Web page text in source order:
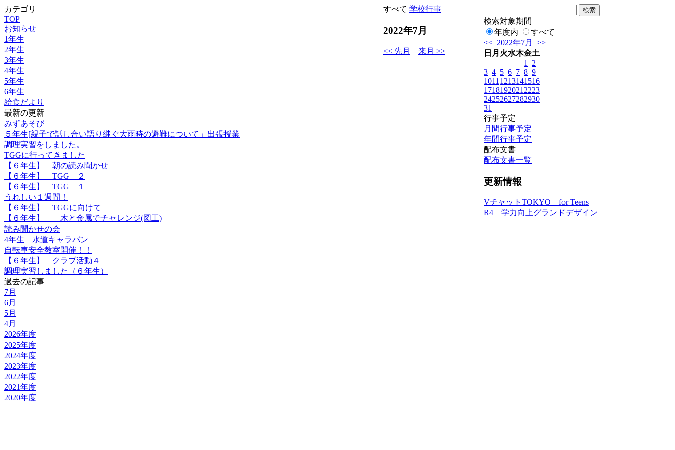
カテゴリ
TOP
お知らせ
1年生
2年生
3年生
4年生
5年生
6年生
給食だより
最新の更新
みずあそび
５年生[親子で話し合い語り継ぐ大雨時の避難について」出張授業
調理実習をしました。
TGGに行ってきました
【６年生】 朝の読み聞かせ
【６年生】 TGG ２
【６年生】 TGG １
うれしい１週間！
【６年生】 TGGに向けて
【６年生】 木と金属でチャレンジ(図工)
読み聞かせの会
4年生 水道キャラバン
自転車安全教室開催！！
【６年生】 クラブ活動４
調理実習しました（６年生）
過去の記事
7月
6月
5月
4月
2026年度
2025年度
2024年度
2023年度
2022年度
2021年度
2020年度
すべて 学校行事
2022年7月
<< 先月 来月 >>
検索対象期間
年度内
すべて
<< 2022年7月
>>
日 月 火水木金土
1
2
3 4 5 6 7 8 9
1011 1213141516
1718192021 2223
24252627282930
31
行事予定
月間行事予定
年間行事予定
配布文書
配布文書一覧
更新情報
VチャットTOKYO for Teens
R4 学力向上グランドデザイン